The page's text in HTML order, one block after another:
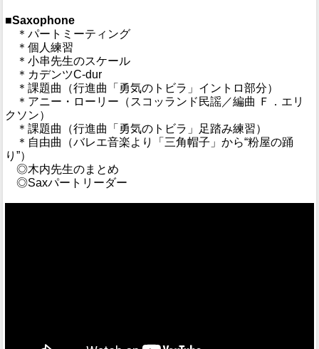
■Saxophone
＊パートミーティング
＊個人練習
＊小串先生のスケール
＊カデンツC-dur
＊課題曲（行進曲「勇気のトビラ」イントロ部分）
＊アニー・ローリー（スコッランド民謡／編曲 Ｆ．エリ
クソン）
＊課題曲（行進曲「勇気のトビラ」足踏み練習）
＊自由曲（バレエ音楽より「三角帽子」から“粉屋の踊
り”）
◎木内先生のまとめ
◎Saxパートリーダー